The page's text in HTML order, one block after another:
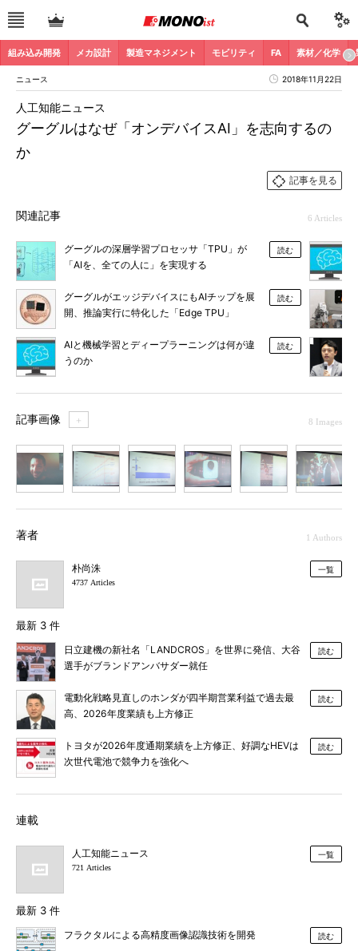
組み込み開発 メカ設計 製造マネジメント モビリティ FA 素材／化学
ニュース 2018年11月22日
グーグルはなぜ「オンデバイスAI」を志向するの
か
人工知能ニュース
記事を見る
関連記事 6 Articles
グーグルの深層学習プロセッサ「TPU」が
「AIを、全ての人に」を実現する
読む
グーグルがエッジデバイスにもAIチップを展
開、推論実行に特化した「Edge TPU」
読む
AIと機械学習とディープラーニングは何が違
うのか
読む
記事画像 ＋ 8 Images
著者 1 Authors
朴尚洙
4737 Articles
一覧
最新 3 件
日立建機の新社名「LANDCROS」を世界に発信、大谷
選手がブランドアンバサダー就任
読む
電動化戦略見直しのホンダが四半期営業利益で過去最
高、2026年度業績も上方修正
読む
トヨタが2026年度通期業績を上方修正、好調なHEVは
次世代電池で競争力を強化へ
読む
連載
人工知能ニュース
721 Articles
一覧
最新 3 件
フラクタルによる高精度画像認識技術を開発 読む